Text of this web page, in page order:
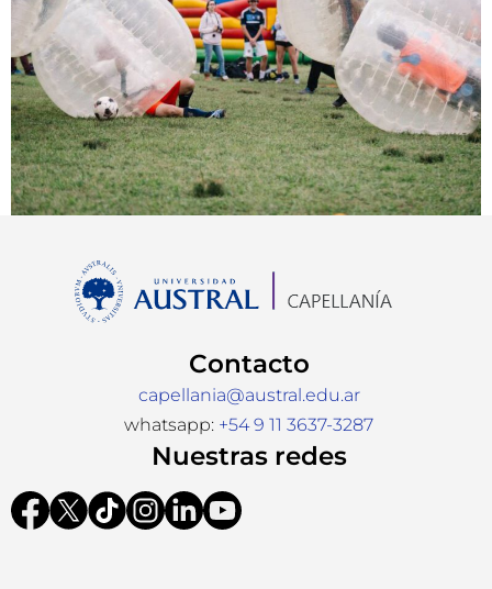
Contacto
capellania@austral.edu.ar
whatsapp: +54 9 11 3637-3287
Nuestras redes